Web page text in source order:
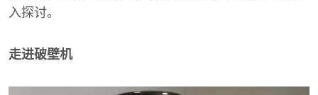
入探讨。
走进破壁机